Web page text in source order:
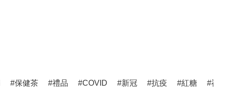
保健茶 禮品 COVID 新冠 抗疫 紅糖 福建